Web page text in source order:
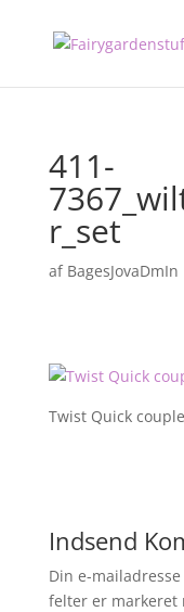
411-
r_set
af BagesJovaDmIn
Twist Quick
Indsend
Din e-
felter er markeret